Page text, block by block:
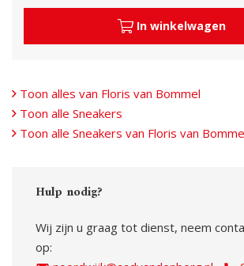
In winkelwagen
Toon alles van Floris van Bommel
Toon alle Sneakers
Toon alle Sneakers van Floris van
Hulp nodig?
Wij zijn u graag tot dienst, neem
op: